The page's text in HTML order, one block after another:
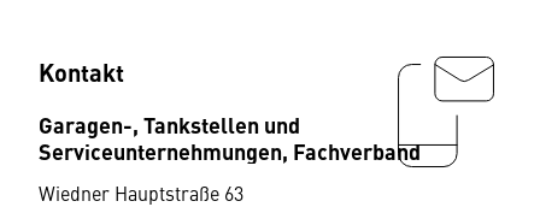
Kontakt
Garagen-, Tankstellen und
Serviceunternehmungen, Fachverband
Wiedner Hauptstraße 63